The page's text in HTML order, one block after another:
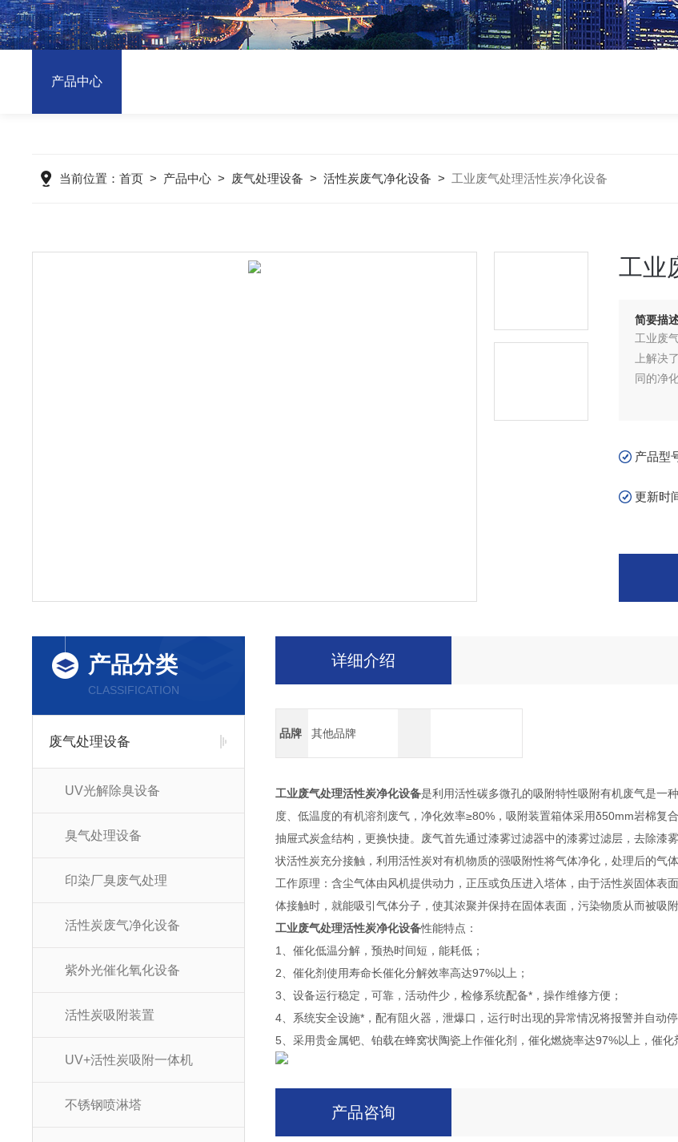
产品中心
当前位置：首页 > 产品中心 > 废气处理设备 >活性炭废气净化设备 > 工业废气处理活性炭净化设备
工业
简要描
工业废
上解决
同的净
产品型
更新时
产品分类
CLASSIFICATION
废气处理设备
UV光解除臭设备
臭气处理设备
印染厂臭废气处理
活性炭废气净化设备
紫外光催化氧化设备
活性炭吸附装置
UV+活性炭吸附一体机
不锈钢喷淋塔
详细介绍
品牌 其他品牌
工业废气处理活性炭净化设备是利用活性碳多微孔的吸附特性吸附有机废气是一
度、低温度的有机溶剂废气，净化效率≥80%，吸附装置箱体采用δ50mm岩棉复
抽屉式炭盒结构，更换快捷。废气首先通过漆雾过滤器中的漆雾过滤层，去除
状活性炭充分接触，利用活性炭对有机物质的强吸附性将气体净化，处理后的气体
工作原理：含尘气体由风机提供动力，正压或负压进入塔体，由于活性炭固体
体接触时，就能吸引气体分子，使其浓聚并保持在固体表面，污染物质从而被吸
工业废气处理活性炭净化设备性能特点：
1、催化低温分解，预热时间短，能耗低；
2、催化剂使用寿命长催化分解效率高达97%以上；
3、设备运行稳定，可靠，活动件少，检修系统配备*，操作维修方便；
4、系统安全设施*，配有阻火器，泄爆口，运行时出现的异常情况将报警并自动停
5、采用贵金属钯、铂载在蜂窝状陶瓷上作催化剂，催化燃烧率达97%以上，催化
产品咨询